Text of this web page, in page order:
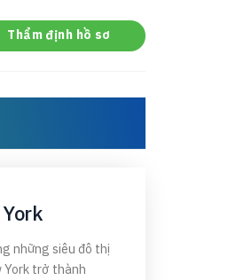
Thẩm định hồ sơ
những siêu đô thị
York trở thành